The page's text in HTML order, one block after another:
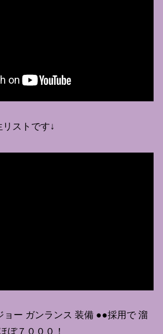
ストです↓
ョー ガンランス 装備 ●●採用で 溜
ぼ７０００！